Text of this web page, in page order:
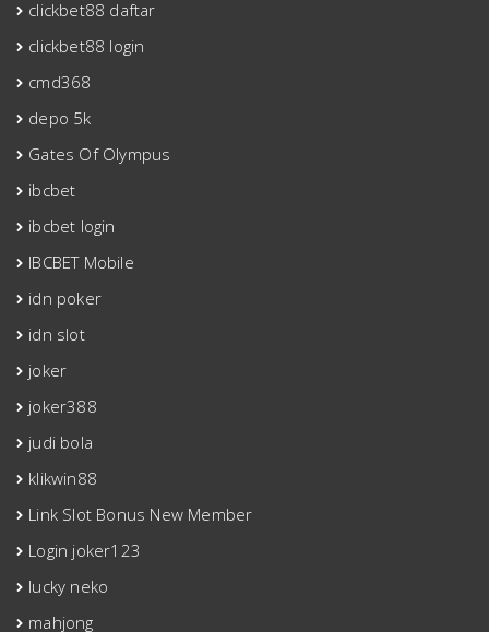
clickbet88 daftar
clickbet88 login
cmd368
depo 5k
Gates Of Olympus
ibcbet
ibcbet login
IBCBET Mobile
idn poker
idn slot
joker
joker388
judi bola
klikwin88
Link Slot Bonus New Member
Login joker123
lucky neko
mahjong